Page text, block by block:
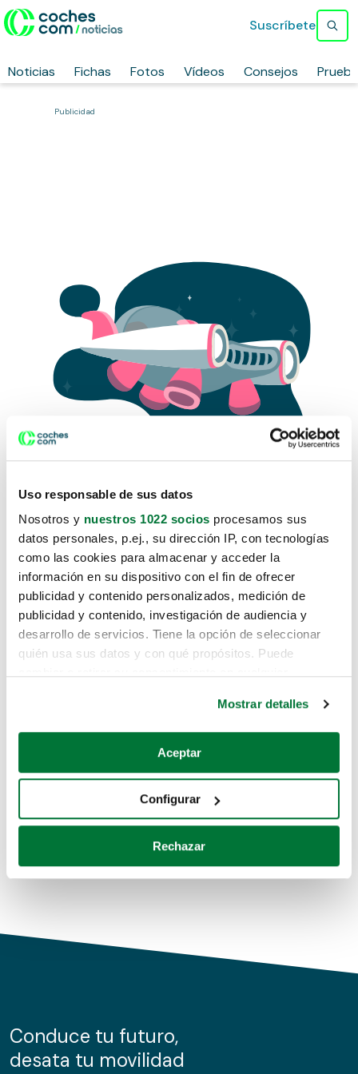
Uso responsable de sus datos
Nosotros y nuestros 1022 socios procesamos sus
datos personales, p.ej., su dirección IP, con tecnologías
como las cookies para almacenar y acceder la
información en su dispositivo con el fin de ofrecer
publicidad y contenido personalizados, medición de
publicidad y contenido, investigación de audiencia y
desarrollo de servicios. Tiene la opción de seleccionar
quién usa sus datos y con qué propósitos. Puede
Si lo permite, también quisiéramos:
Recopilar información sobre su ubicación geográfica
Identificar su dispositivo analizándolo activamente
para buscar características específicas (huellas
Obtenga más información sobre cómo se procesan sus
de cookies.
información sobre el uso que haga del sitio web con
nuestros partners de redes sociales, publicidad y análisis
Mostrar detalles
Aceptar
Configurar
Rechazar
Noticias Fichas Fotos Vídeos Consejos
Suscríbete
Publicidad
Lo sentimos, no sabemos como
te hemos traido hasta aquí.
Pero puedes encontrar el coche que estás
buscando en alguno de estos enlaces:
Coches de segunda mano
Coches de km0
Conduce tu futuro,
desata tu movilidad